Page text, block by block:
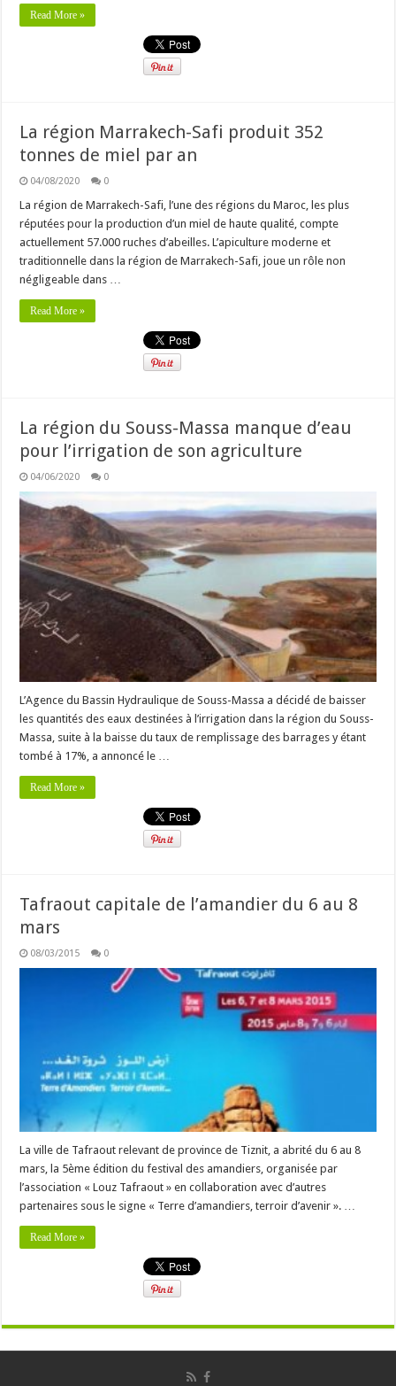
Read More »
La région Marrakech-Safi produit 352
tonnes de miel par an
04/08/2020 0
La région de Marrakech-Safi, l’une des régions du Maroc, les plus
réputées pour la production d’un miel de haute qualité, compte
actuellement 57.000 ruches d’abeilles. L’apiculture moderne et
traditionnelle dans la région de Marrakech-Safi, joue un rôle non
négligeable dans …
Read More »
La région du Souss-Massa manque d’eau
pour l’irrigation de son agriculture
04/06/2020 0
L’Agence du Bassin Hydraulique de Souss-Massa a décidé de baisser
les quantités des eaux destinées à l’irrigation dans la région du Souss-
Massa, suite à la baisse du taux de remplissage des barrages y étant
tombé à 17%, a annoncé le …
Read More »
Tafraout capitale de l’amandier du 6 au 8
mars
08/03/2015 0
La ville de Tafraout relevant de province de Tiznit, a abrité du 6 au 8
mars, la 5ème édition du festival des amandiers, organisée par
l’association « Louz Tafraout » en collaboration avec d’autres
partenaires sous le signe « Terre d’amandiers, terroir d’avenir ». …
Read More »